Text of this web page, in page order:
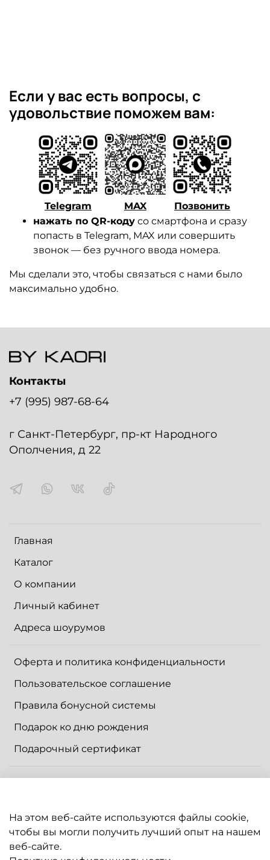
Если у вас есть вопросы, с
удовольствие поможем вам:
Telegram MAX
Позвонить
нажать по QR-коду со смартфона и сразу
попасть в Telegram, MAX или совершить
звонок — без ручного ввода номера.
Мы сделали это, чтобы связаться с нами было
максимально удобно.
Главная
Каталог
О компании
Личный кабинет
Адреса шоурумов
Оферта и политика конфиденциальности
Пользовательское соглашение
Правила бонусной системы
Подарок ко дню рождения
Подарочный сертификат
Оплата
Контакты
+7 (995) 987-68-64
г Санкт-Петербург, пр-кт Народного
Ополчения, д 22
На этом веб-сайте используются файлы cookie,
чтобы вы могли получить лучший опыт на нашем
веб-сайте.